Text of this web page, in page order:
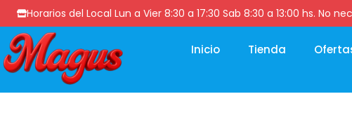
Horarios del Local Lun a Vier 8:30 a 17:30 Sab 8:30 a 13:00 hs.
Inicio Tienda